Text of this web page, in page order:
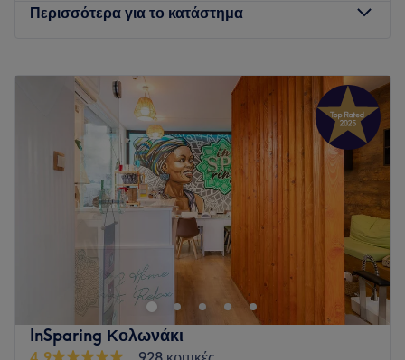
Περισσότερα για το κατάστημα
09:00
20:00
Τετάρτη
09:00 –20:00
Πέμπτη
09:00 –20:00
Παρασκευή
09:00
20:00
Σάββατο
09:00 – 18:00
Κυριακή
Κλειστό
Πολλές φορές φροντίζεις για όλους τους άλλους και ξεχνάς
τον ίδιο σου τον εαυτό. Το Mitropoleos Nails & Beauty στο
Σύνταγμα είναι το κατάλληλο κατάστημα για να σου θυμίσει
την έννοια της αυτοφροντίδας και της ανανέωσης.
Ειδικεύονται σε μανικιούρ και πεντικιούρ, ενώ μπορείς
επίσης να απολαύσεις υπηρεσίες αποτρίχωσης προσώπου
InSparing Κολωνάκι